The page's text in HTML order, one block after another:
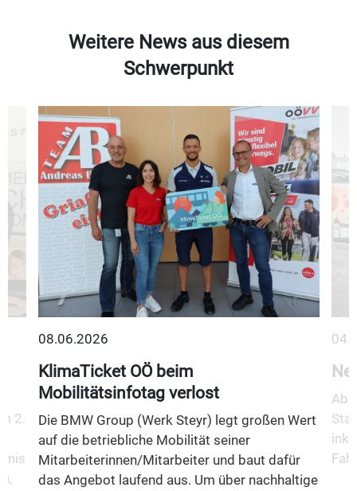
Weitere News aus diesem
Schwerpunkt
2.
08.06.2026
KlimaTicket OÖ beim
Mobilitätsinfotag verlost
Die BMW Group (Werk Steyr) legt großen Wert
auf die betriebliche Mobilität seiner
Mitarbeiterinnen/Mitarbeiter und baut dafür
das Angebot laufend aus. Um über nachhaltige
Ab